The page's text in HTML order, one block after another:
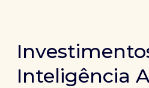
Inteligência